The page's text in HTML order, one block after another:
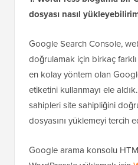
dosyası nasıl
Google Search Console,
doğrulamak için birkaç
en kolay yöntem olan
etiketini kullanmayı ele
sahipleri site sahipliğini
dosyasını yüklemeyi tercih
Google arama konsolu